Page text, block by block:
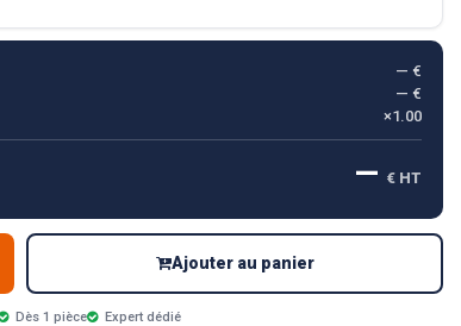
— €
— €
×1.00
— € HT
Ajouter au panier
Dès 1 pièce Expert dédié